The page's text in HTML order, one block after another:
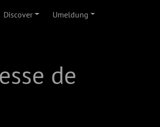
Discover Umeldung
de